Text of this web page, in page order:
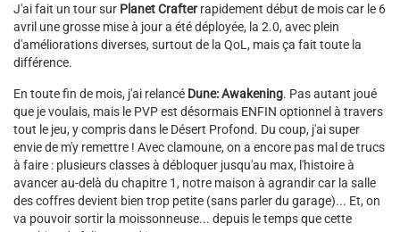
J'ai fait un tour sur Planet Crafter rapidement début de mois car le 6
avril une grosse mise à jour a été déployée, la 2.0, avec plein
d'améliorations diverses, surtout de la QoL, mais ça fait toute la
différence.
En toute fin de mois, j'ai relancé Dune: Awakening. Pas autant joué
que je voulais, mais le PVP est désormais ENFIN optionnel à travers
tout le jeu, y compris dans le Désert Profond. Du coup, j'ai super
envie de m'y remettre ! Avec clamoune, on a encore pas mal de trucs
à faire : plusieurs classes à débloquer jusqu'au max, l'histoire à
avancer au-delà du chapitre 1, notre maison à agrandir car la salle
des coffres devient bien trop petite (sans parler du garage)... Et, on
va pouvoir sortir la moissonneuse... depuis le temps que cette